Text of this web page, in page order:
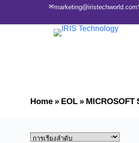
✉marketing@iristechworld.com
Home»EOL»MICROSOFT